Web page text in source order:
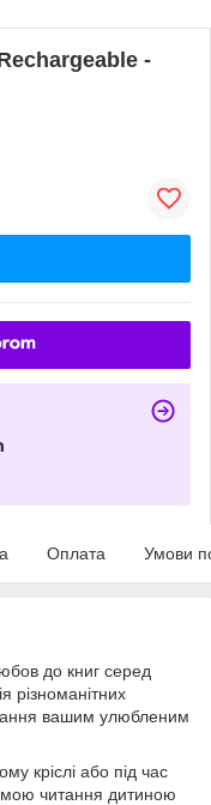
-
Оплата Умови
до книг серед
різноманітних
вашим улюбленим
кріслі або під час
читання дитиною